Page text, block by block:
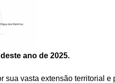
ano de 2025.
sua vasta extensão territorial